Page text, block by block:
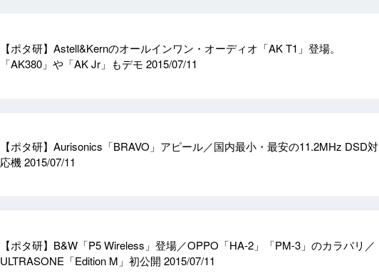
【ポタ研】Astell&Kernのオールインワン・オーディオ「AK T1」登場。
「AK380」や「AK Jr」もデモ 2015/07/11
【ポタ研】Aurisonics「BRAVO」アピール／国内最小・最安の11.2MHz DSD対
応機2015/07/11
【ポタ研】B&W「P5 Wireless」登場／OPPO「HA-2」「PM-3」のカラバリ／
ULTRASONE「Edition M」初公開 2015/07/11